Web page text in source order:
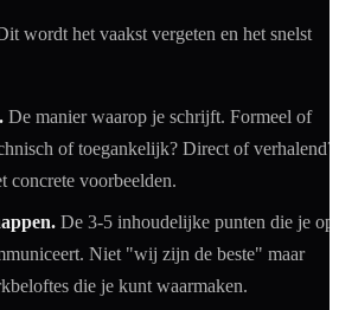
wordt het vaakst vergeten en het snelst
De manier waarop je schrijft. Formeel of
of toegankelijk? Direct of verhalend?
concrete voorbeelden.
De 3-5 inhoudelijke punten die je op
Niet "wij zijn de beste" maar
die je kunt waarmaken.